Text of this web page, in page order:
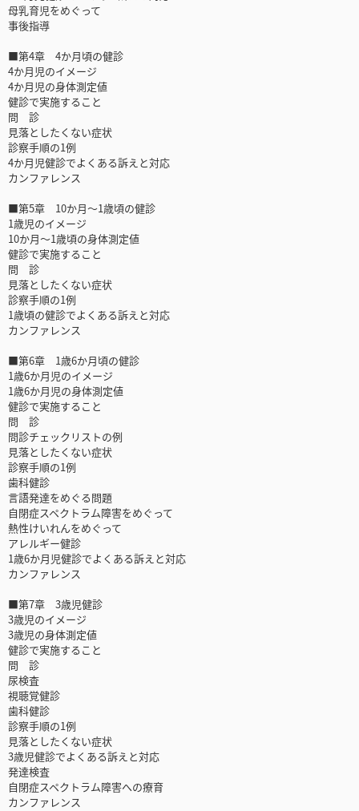
母乳育児をめぐって
事後指導
■第4章 4か月頃の健診
4か月児のイメージ
4か月児の身体測定値
健診で実施すること
問 診
見落としたくない症状
診察手順の1例
4か月児健診でよくある訴えと対応
カンファレンス
■第5章 10か月～1歳頃の健診
1歳児のイメージ
10か月～1歳頃の身体測定値
健診で実施すること
問 診
見落としたくない症状
診察手順の1例
1歳頃の健診でよくある訴えと対応
カンファレンス
■第6章 1歳6か月頃の健診
1歳6か月児のイメージ
1歳6か月児の身体測定値
健診で実施すること
問 診
問診チェックリストの例
見落としたくない症状
診察手順の1例
歯科健診
言語発達をめぐる問題
自閉症スペクトラム障害をめぐって
熱性けいれんをめぐって
アレルギー健診
1歳6か月児健診でよくある訴えと対応
カンファレンス
■第7章 3歳児健診
3歳児のイメージ
3歳児の身体測定値
健診で実施すること
問 診
尿検査
視聴覚健診
歯科健診
診察手順の1例
見落としたくない症状
3歳児健診でよくある訴えと対応
発達検査
自閉症スペクトラム障害への療育
カンファレンス